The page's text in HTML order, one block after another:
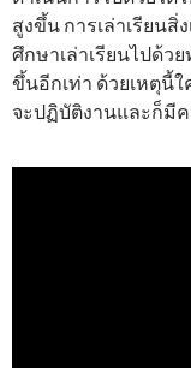
สูงขึ้น การเล่าเรียน
ศึกษาเล่าเรียนไปด้ว
ขึ้นอีกเท่า ด้วยเหตุนี้
จะปฏิบัติงานและก็มี